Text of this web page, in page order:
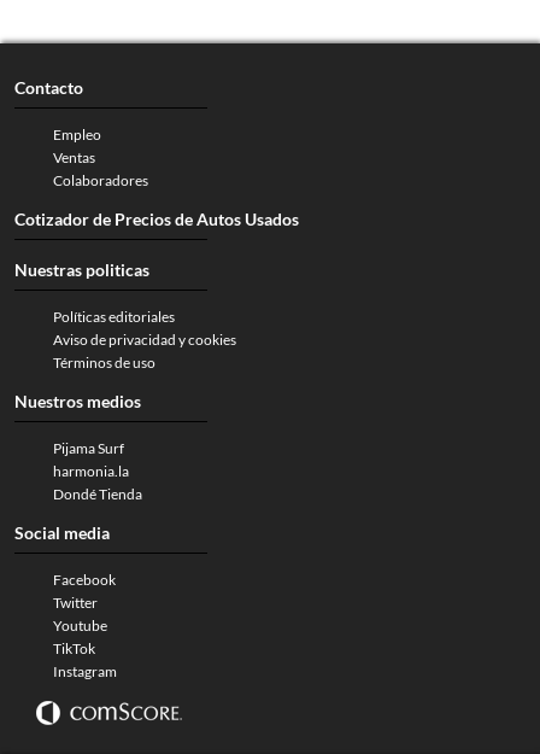
Contacto
Empleo
Ventas
Colaboradores
Cotizador de Precios de Autos Usados
Nuestras politicas
Políticas editoriales
Aviso de privacidad y cookies
Términos de uso
Nuestros medios
Pijama Surf
harmonia.la
Dondé Tienda
Social media
Facebook
Twitter
Youtube
TikTok
Instagram